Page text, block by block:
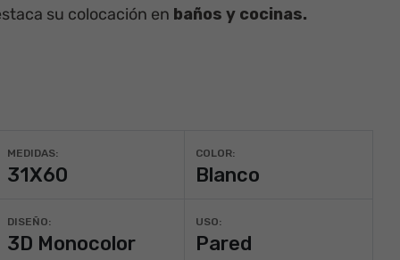
su colocación en baños y cocinas.
MEDIDAS:
31X60
COLOR:
Blanco
DISEÑO:
3D Monocolor
USO:
Pared